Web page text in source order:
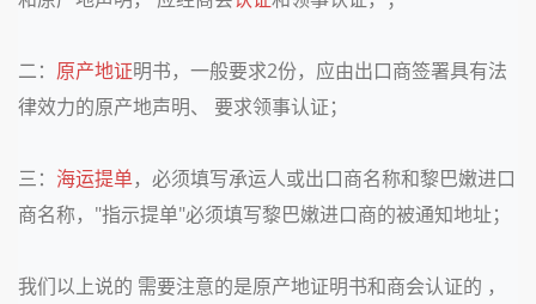
二： 原产地证明书，一般要求2份，应由出口商签署具有法
律效力的原产地声明、 要求领事认证；
三： 海运提单，必须填写承运人或出口商名称和黎巴嫩进口
商名称， "指示提单"必须填写黎巴嫩进口商的被通知地址；
我们以上说的 需要注意的是原产地证明书和商会认证的 ，